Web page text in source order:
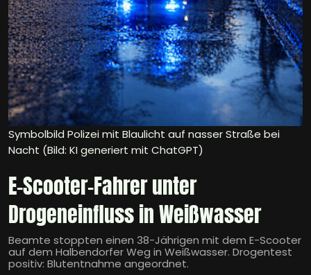
Symbolbild Polizei mit Blaulicht auf nasser Straße bei
Nacht (Bild: KI generiert mit ChatGPT)
E-Scooter-Fahrer unter
Drogeneinfluss in Weißwasser
Beamte stoppten einen 38-Jährigen mit dem E-Scooter
auf dem Halbendorfer Weg in Weißwasser. Drogentest
positiv: Blutentnahme angeordnet.